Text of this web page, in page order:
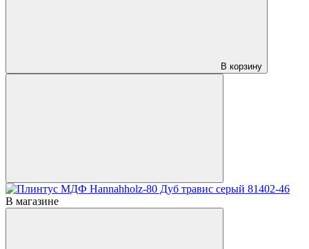
В корзину
В магазине